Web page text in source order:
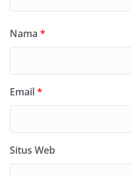
Nama *
Email*
Situs Web